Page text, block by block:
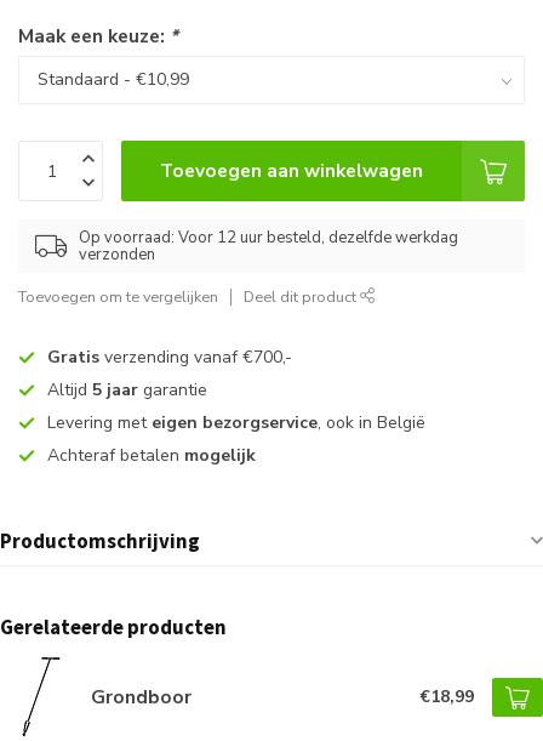
Maak een keuze: *
Toevoegen aan winkelwagen
Op voorraad: Voor 12 uur besteld, dezelfde werkdag
verzonden
Toevoegen om te vergelijken Deel dit product
Gratis verzending vanaf €700,-
Altijd 5 jaar garantie
Levering met eigen bezorgservice, ook in België
Achteraf betalen mogelijk
Productomschrijving
Gerelateerde producten
Grondboor €18,99